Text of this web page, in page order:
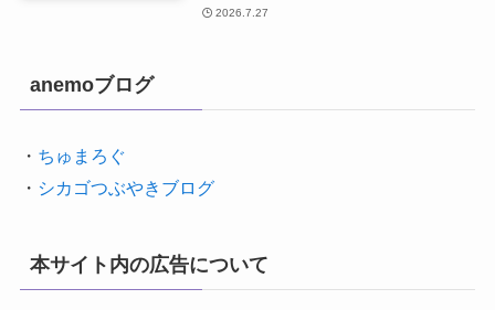
2026.7.27
anemoブログ
・ ちゅまろぐ
・ シカゴつぶやきブログ
本サイト内の広告について